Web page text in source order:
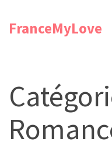
FranceMyLove